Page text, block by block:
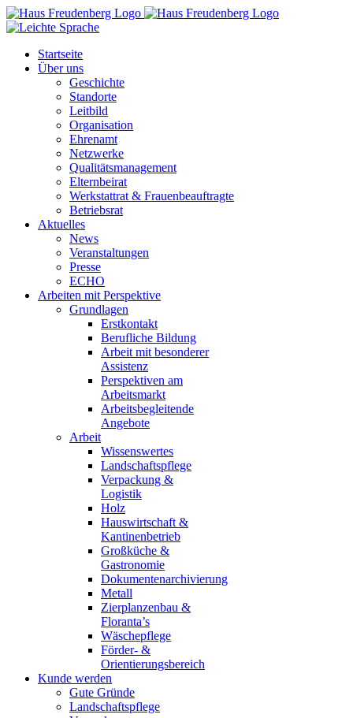
Zum
Inhalt
Startseite
Über uns
Geschichte
Standorte
Leitbild
Organisation
Ehrenamt
Netzwerke
Qualitätsmanagement
Elternbeirat
Werkstattrat & Frauenbeauftragte
Betriebsrat
Aktuelles
News
Veranstaltungen
Presse
ECHO
Arbeiten mit Perspektive
Grundlagen
Erstkontakt
Berufliche Bildung
Arbeit mit besonderer
Assistenz
Perspektiven am
Arbeitsmarkt
Arbeitsbegleitende
Angebote
Arbeit
Wissenswertes
Landschaftspflege
Verpackung &
Logistik
Holz
Hauswirtschaft &
Kantinenbetrieb
Großküche &
Gastronomie
Dokumentenarchivierung
Metall
Zierplanzenbau &
Floranta’s
Wäschepflege
Förder- &
Orientierungsbereich
Kunde werden
Gute Gründe
Landschaftspflege